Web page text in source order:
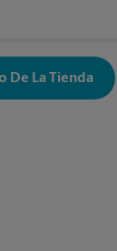
De La Tienda